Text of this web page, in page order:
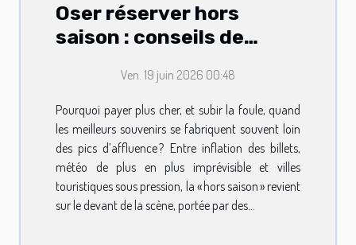
Oser réserver hors
saison : conseils de
Ven. 19 juin 2026 00:48
Pourquoi payer plus cher, et subir la foule, quand
les meilleurs souvenirs se fabriquent souvent loin
des pics d’affluence ? Entre inflation des billets,
météo de plus en plus imprévisible et villes
touristiques sous pression, la « hors saison » revient
sur le devant de la scène, portée par des...